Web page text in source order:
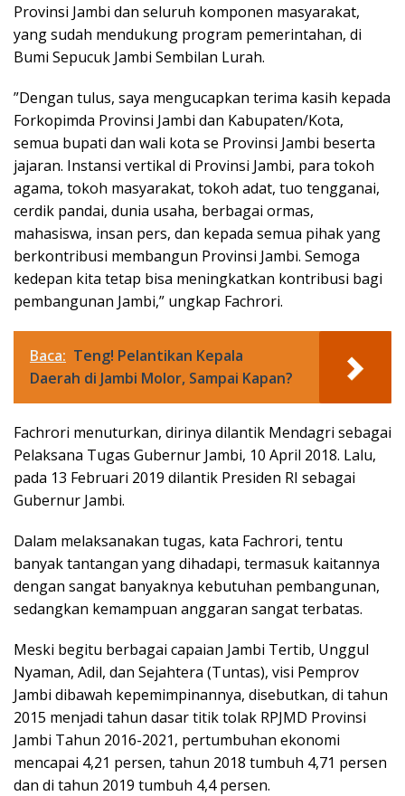
Provinsi Jambi dan seluruh komponen masyarakat,
yang sudah mendukung program pemerintahan, di
Bumi Sepucuk Jambi Sembilan Lurah.
”Dengan tulus, saya mengucapkan terima kasih kepada
Forkopimda Provinsi Jambi dan Kabupaten/Kota,
semua bupati dan wali kota se Provinsi Jambi beserta
jajaran. Instansi vertikal di Provinsi Jambi, para tokoh
agama, tokoh masyarakat, tokoh adat, tuo tengganai,
cerdik pandai, dunia usaha, berbagai ormas,
mahasiswa, insan pers, dan kepada semua pihak yang
berkontribusi membangun Provinsi Jambi. Semoga
kedepan kita tetap bisa meningkatkan kontribusi bagi
pembangunan Jambi,” ungkap Fachrori.
Baca: Teng! Pelantikan Kepala
Daerah di Jambi Molor, Sampai Kapan?
Fachrori menuturkan, dirinya dilantik Mendagri sebagai
Pelaksana Tugas Gubernur Jambi, 10 April 2018. Lalu,
pada 13 Februari 2019 dilantik Presiden RI sebagai
Gubernur Jambi.
Dalam melaksanakan tugas, kata Fachrori, tentu
banyak tantangan yang dihadapi, termasuk kaitannya
dengan sangat banyaknya kebutuhan pembangunan,
sedangkan kemampuan anggaran sangat terbatas.
Meski begitu berbagai capaian Jambi Tertib, Unggul
Nyaman, Adil, dan Sejahtera (Tuntas), visi Pemprov
Jambi dibawah kepemimpinannya, disebutkan, di tahun
2015 menjadi tahun dasar titik tolak RPJMD Provinsi
Jambi Tahun 2016-2021, pertumbuhan ekonomi
mencapai 4,21 persen, tahun 2018 tumbuh 4,71 persen
dan di tahun 2019 tumbuh 4,4 persen.